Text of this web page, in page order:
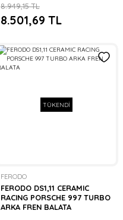
8.501,69 TL
8.949,15 TL
TÜKENDİ
FERODO
FERODO DS1,11 CERAMIC
RACING PORSCHE 997 TURBO
ARKA FREN BALATA